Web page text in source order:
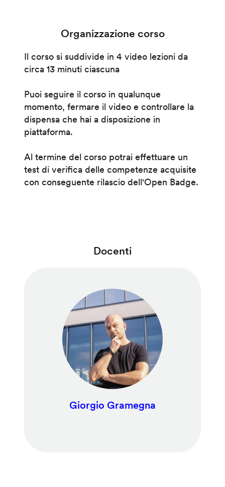
Organizzazione corso
Il corso si suddivide in 4 video lezioni da
circa 13 minuti ciascuna
Puoi seguire il corso in qualunque
momento, fermare il video e controllare la
dispensa che hai a disposizione in
piattaforma.
Al termine del corso potrai effettuare un
test di verifica delle competenze acquisite
con conseguente rilascio dell'Open Badge.
Docenti
Giorgio Gramegna